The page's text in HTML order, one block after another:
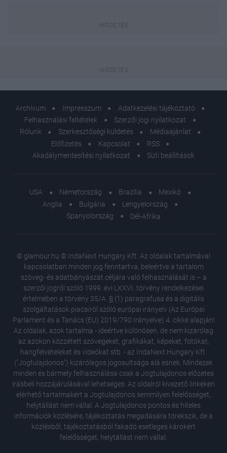
Archívum Impresszum
Adatkezelési tájékoztató
Felhasználási feltételek
Szerzői jogi nyilatkozat
Rólunk
Szerkesztőségi küldetés
Médiaajánlat
Előfizetés
Kapcsolat
RSS
Akadálymentesítési nyilatkozat
Süti beállítások
USA Németország Brazília
Mexikó
Anglia
Bulgária
Lengyelország
Spanyolország
Dél-Afrika
© glamour.hu © IndaNext Hungary Kft. Az oldalak tartalmával
kapcsolatban minden jog fenntartva, beleértve a tartalom
szöveg- és adatbányászat céljára való felhasználását is – a
szerzői jogról szóló 1999. évi LXXVI. törvény rendelkezései
értelmében a törvény 35/A. § (1) paragrafusa és a digitális
szolgáltatások piacairól szóló európai irányelv (Az Európai
Parlament és a Tanács (EU) 2019/790 Irányelve) 4. cikke alapján!
Az oldalak, azok tartalma - ideértve különösen, de nem kizárólag
az azokon közzétett szövegeket, grafikákat, képeket, fotókat,
hangfelvételeket és videókat stb. - az IndaNext Hungary Kft.
("Jogtulajdonos") kizárólagos jogosultsága alá esnek. Mindezek
minden és bármely felhasználása csak a Jogtulajdonos előzetes
írásbeli hozzájárulásával lehetséges. Az oldalról kivezető linkeken
elérhető tartalmakért a Jogtulajdonos semmilyen felelősséget,
helytállást nem vállal. A Jogtulajdonos pontos és hiteles
információk közlésére, tájékoztatás megadására törekszik, de a
közlésből, tájékoztatásból fakadó esetleges károkért
felelősséget, helytállást nem vállal.